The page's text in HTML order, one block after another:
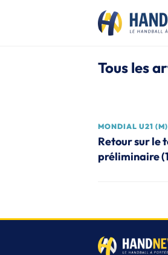
Tous les
MONDIAL U21 (M)
Retour sur le
préliminaire